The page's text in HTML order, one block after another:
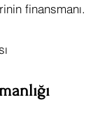
finansmanı.